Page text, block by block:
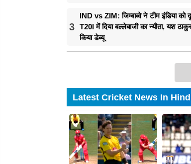
3
IND vs ZIM: जिम्बाब्वे ने टीम इंडिया को
T20I में दिया बल्लेबाजी का न्यौता, यश
किया डेब्यू
Latest Cricket News In